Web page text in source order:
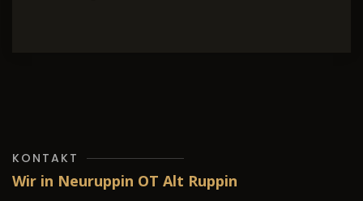
KONTAKT
Wir in Neuruppin OT Alt Ruppin